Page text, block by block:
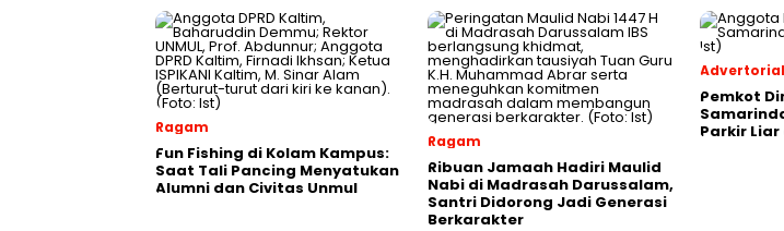
Ragam
Fun Fishing di Kolam Kampus:
Saat Tali Pancing Menyatukan
Alumni dan Civitas Unmul
Ragam
Ribuan Jamaah Hadiri Maulid
Nabi di Madrasah Darussalam,
Santri Didorong Jadi Generasi
Berkarakter
Advertorial
Pemkot
Parkir